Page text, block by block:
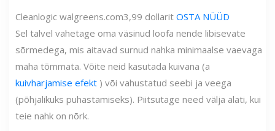
Cleanlogic walgreens.com3,99 dollarit OSTA NÜÜD
Sel talvel vahetage oma väsinud loofa nende libisevate
sõrmedega, mis aitavad surnud nahka minimaalse vaevaga
maha tõmmata. Võite neid kasutada kuivana (a
kuivharjamise efekt ) või vahustatud seebi ja veega
(põhjalikuks puhastamiseks). Piitsutage need välja alati, kui
teie nahk on nõrk.